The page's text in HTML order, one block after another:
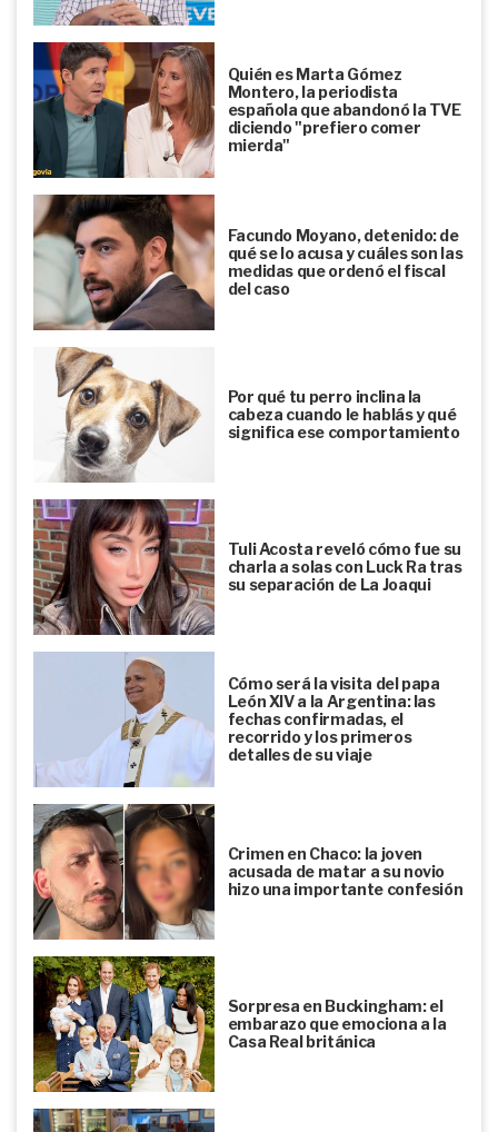
Quién es Marta Gómez
Montero, la periodista
española que abandonó la TVE
diciendo "prefiero comer
mierda"
Facundo Moyano, detenido: de
qué se lo acusa y cuáles son las
medidas que ordenó el fiscal
del caso
Por qué tu perro inclina la
cabeza cuando le hablás y qué
significa ese comportamiento
Tuli Acosta reveló cómo fue su
charla a solas con Luck Ra tras
su separación de La Joaqui
Cómo será la visita del papa
León XIV a la Argentina: las
fechas confirmadas, el
recorrido y los primeros
detalles de su viaje
Crimen en Chaco: la joven
acusada de matar a su novio
hizo una importante confesión
Sorpresa en Buckingham: el
embarazo que emociona a la
Casa Real británica